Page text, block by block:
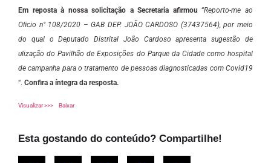
Em reposta à nossa solicitação a Secretaria afirmou“Reporto-me ao
Oﬁcio n° 108/2020 – GAB DEP. JOÃO CARDOSO (37437564), por meio
do qual o Deputado Distrital João Cardoso apresenta sugestão de
ulização do Pavilhão de Exposições do Parque da Cidade como hospital
de campanha para o tratamento de pessoas diagnosticadas com Covid19
“. Confira a íntegra da resposta.
Visualizar >>> Baixar
Esta gostando do conteúdo? Compartilhe!